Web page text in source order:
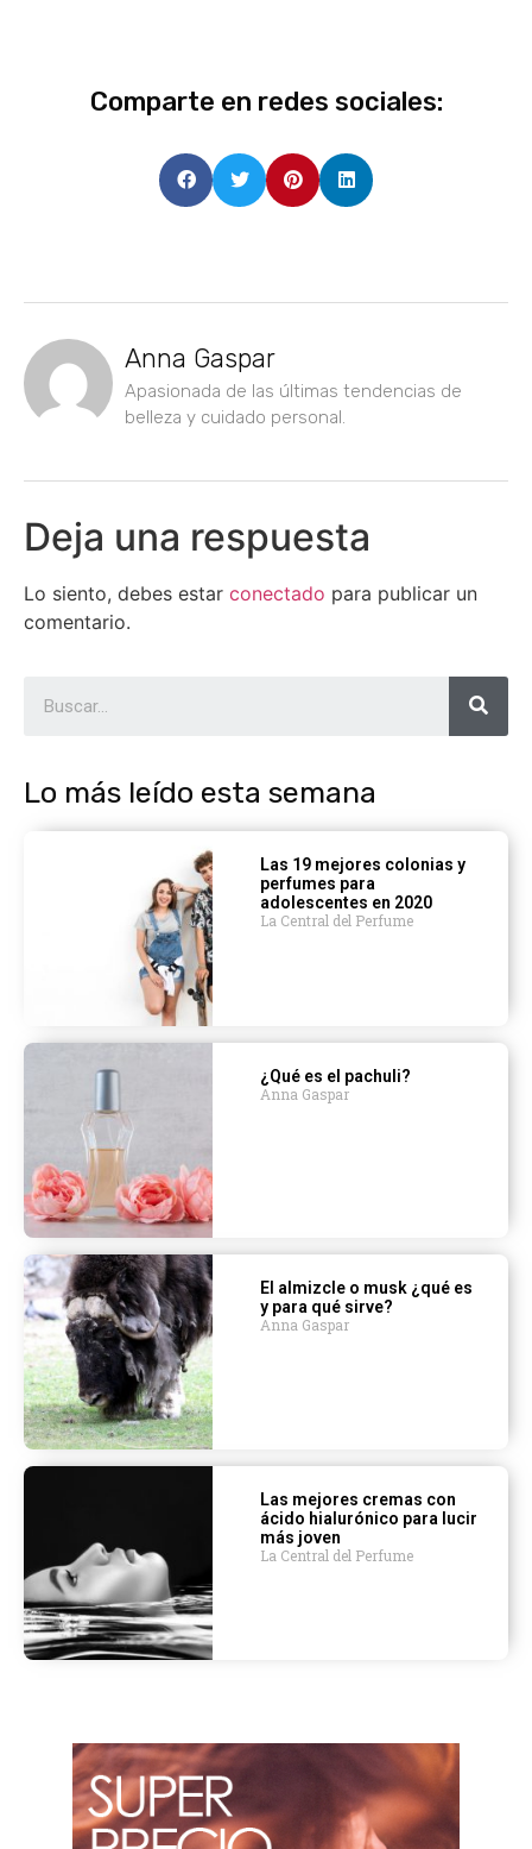
Comparte en redes sociales:
Anna Gaspar
Apasionada de las últimas tendencias de
belleza y cuidado personal.
Deja una respuesta
Lo siento, debes estar conectado para publicar un
comentario.
Lo más leído esta semana
Las 19 mejores colonias y
perfumes para
adolescentes en 2020
La Central del Perfume
¿Qué es el pachuli?
Anna Gaspar
El almizcle o musk ¿qué es
y para qué sirve?
Anna Gaspar
Las mejores cremas con
ácido hialurónico para lucir
más joven
La Central del Perfume